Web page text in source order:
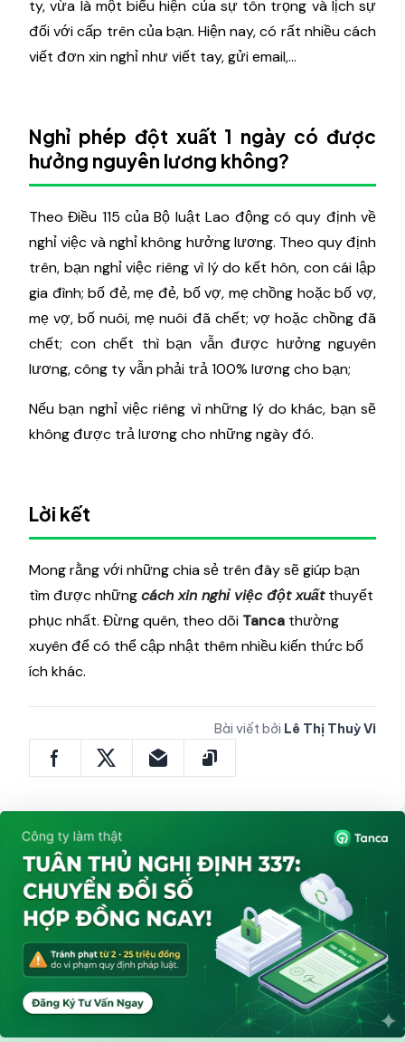
ty, vừa là một biểu hiện của sự tôn trọng và lịch sự
đối với cấp trên của bạn. Hiện nay, có rất nhiều cách
viết đơn xin nghỉ như viết tay, gửi email,...
Nghỉ phép đột xuất 1 ngày có được
hưởng nguyên lương không?
Theo Điều 115 của Bộ luật Lao động có quy định về
nghỉ việc và nghỉ không hưởng lương. Theo quy định
trên, bạn nghỉ việc riêng vì lý do kết hôn, con cái lập
gia đình; bố đẻ, mẹ đẻ, bố vợ, mẹ chồng hoặc bố vợ,
mẹ vợ, bố nuôi, mẹ nuôi đã chết; vợ hoặc chồng đã
chết; con chết thì bạn vẫn được hưởng nguyên
lương, công ty vẫn phải trả 100% lương cho bạn;
Nếu bạn nghỉ việc riêng vì những lý do khác, bạn sẽ
không được trả lương cho những ngày đó.
Lời kết
Mong rằng với những chia sẻ trên đây sẽ giúp bạn
tìm được nhữngcách xin nghỉ việc đột xuấtthuyết
phục nhất. Đừng quên, theo dõi Tanca thường
xuyên để có thể cập nhật thêm nhiều kiến thức bổ
ích khác.
Bài viết bởi Lê Thị Thuỳ Vi